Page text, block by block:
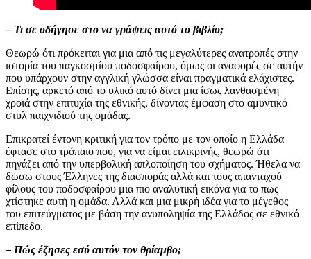
– Τι σε οδήγησε στο να γράψεις αυτό το βιβλίο;
Θεωρώ ότι πρόκειται για μια από τις μεγαλύτερες ανατροπές στην
ιστορία του παγκοσμίου ποδοσφαίρου, όμως οι αναφορές σε αυτήν
που υπάρχουν στην αγγλική γλώσσα είναι πραγματικά ελάχιστες.
Επίσης, αρκετό από το υλικό αυτό δίνει μια ίσως λανθασμένη
χροιά στην επιτυχία της εθνικής, δίνοντας έμφαση στο αμυντικό
στυλ παιχνιδιού της ομάδας.
Επικρατεί έντονη κριτική για τον τρόπο με τον οποίο η Ελλάδα
έφτασε στο τρόπαιο που, για να είμαι ειλικρινής, θεωρώ ότι
πηγάζει από την υπερβολική απλοποίηση του σχήματος. Ήθελα να
δώσω στους Έλληνες της διασποράς αλλά και τους απανταχού
φίλους του ποδοσφαίρου μια πιο αναλυτική εικόνα για το πως
χτίστηκε αυτή η ομάδα. Αλλά και μια μικρή ιδέα για το μέγεθος
του επιτεύγματος με βάση την ανυποληψία της Ελλάδος σε εθνικό
επίπεδο.
– Πώς έζησες εσύ αυτόν τον θρίαμβο;